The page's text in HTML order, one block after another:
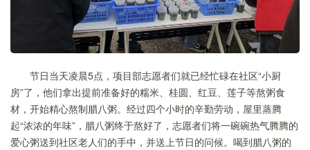
节日当天凌晨5点，项目部志愿者们就已经忙碌在社区“小厨
房”了，他们拿出提前准备好的糯米、桂圆、红豆、莲子等熬粥食
材，开始精心熬制腊八粥。经过四个小时的辛勤劳动，屋里蒸腾
起“浓浓的年味”，腊八粥终于熬好了，志愿者们将一碗碗热气腾腾的
爱心粥送到社区老人们的手中，并送上节日的问候。喝到腊八粥的